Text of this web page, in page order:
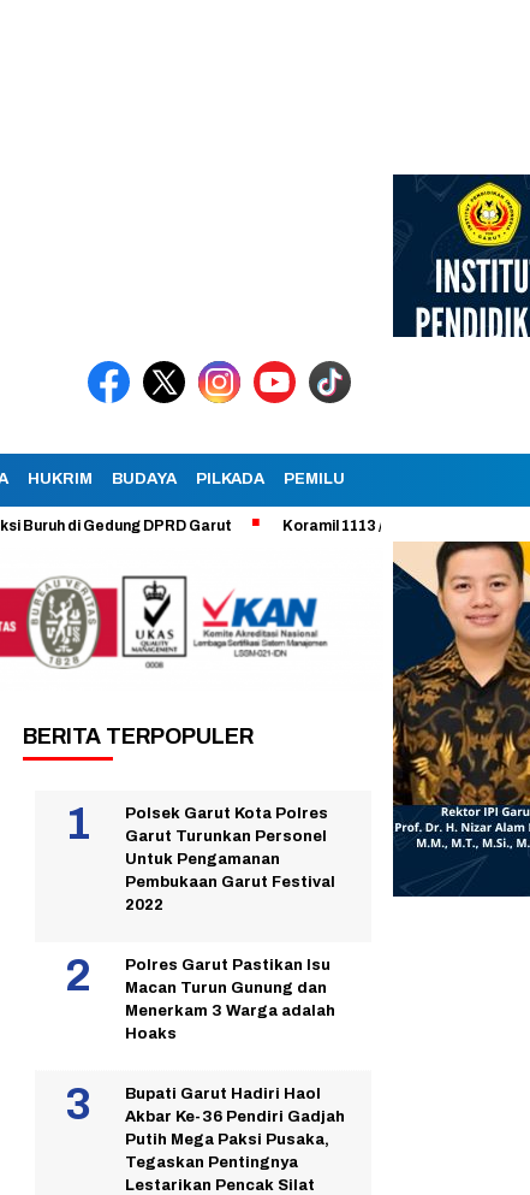
HUKRIM BUDAYA PILKADA PEMILU
di Gedung DPRD Garut Koramil 1113 /Bayongbong Uji Coba
BERITA TERPOPULER
Polsek Garut Kota Polres
Garut Turunkan Personel
Untuk Pengamanan
Pembukaan Garut Festival
2022
Polres Garut Pastikan Isu
Macan Turun Gunung dan
Menerkam 3 Warga adalah
Hoaks
Bupati Garut Hadiri Haol
Akbar Ke-36 Pendiri Gadjah
Putih Mega Paksi Pusaka,
Tegaskan Pentingnya
Lestarikan Pencak Silat